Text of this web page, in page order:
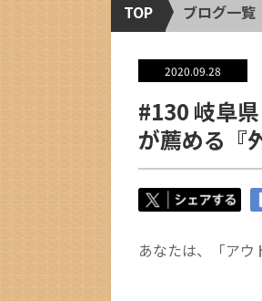
TOP ブログ一覧
2020.09.28
#130 岐阜
が薦める『
あなたは、「アウ